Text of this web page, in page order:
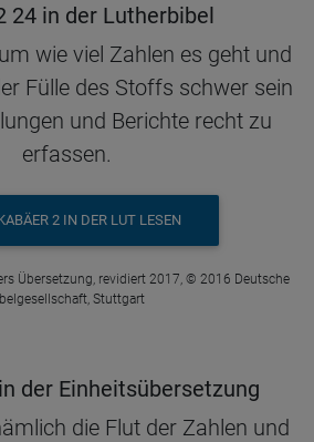
24 in der Lutherbibel
wie viel Zahlen es geht und
Fülle des Stoffs schwer sein
und Berichte recht zu
erfassen.
2 IN DER LUT LESEN
Übersetzung, revidiert 2017, © 2016 Deutsche
Stuttgart
der Einheitsübersetzung
die Flut der Zahlen und